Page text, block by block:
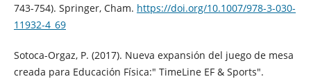
743-754). Springer, Cham. https://doi.org/10.1007/978-3-030-
11932-4_69
Sotoca-Orgaz, P. (2017). Nueva expansión del juego de mesa
creada para Educación Física:" TimeLine EF & Sports".